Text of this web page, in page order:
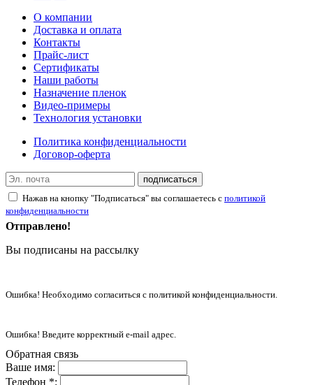
О компании
Доставка и оплата
Контакты
Прайс-лист
Сертификаты
Наши работы
Назначение пленок
Видео-примеры
Технология установки
Политика конфиденциальности
Договор-оферта
подписаться
Нажав на кнопку "Подписаться" вы соглашаетесь с политикой
конфиденциальности
Отправлено!
Вы подписаны на рассылку
Ошибка! Необходимо согласиться с политикой конфиденциальности.
Ошибка! Введите корректный e-mail адрес.
Обратная связь
Ваше имя:
Телефон *: